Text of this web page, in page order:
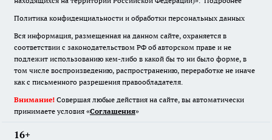
Политика конфиденциальности и обработки персональных данных
Вся информация, размещенная на данном сайте, охраняется в
соответствии с законодательством РФ об авторском праве и не
подлежит использованию кем-либо в какой бы то ни было форме, в
том числе воспроизведению, распространению, переработке не иначе
как с письменного разрешения правообладателя.
Внимание! Совершая любые действия на сайте, вы автоматически
принимаете условия «Cоглашения»
16+